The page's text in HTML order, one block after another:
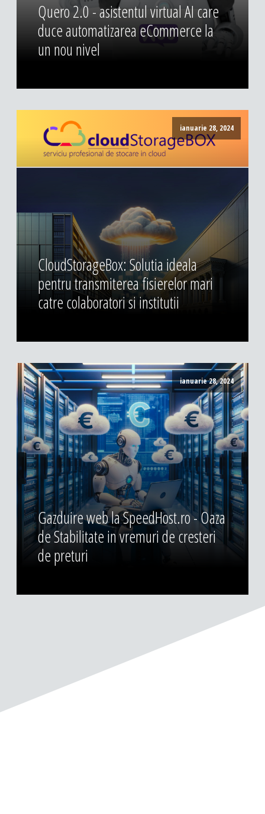
Quero 2.0 - asistentul virtual AI care
duce automatizarea eCommerce la
un nou nivel
ianuarie 28, 2024
CloudStorageBox: Solutia ideala
pentru transmiterea fisierelor mari
catre colaboratori si institutii
ianuarie 28, 2024
Gazduire web la SpeedHost.ro - Oaza
de Stabilitate in vremuri de cresteri
de preturi